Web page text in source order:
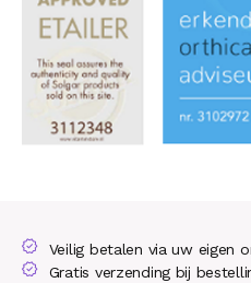
Veilig betalen via uw eigen
Gratis verzending bij